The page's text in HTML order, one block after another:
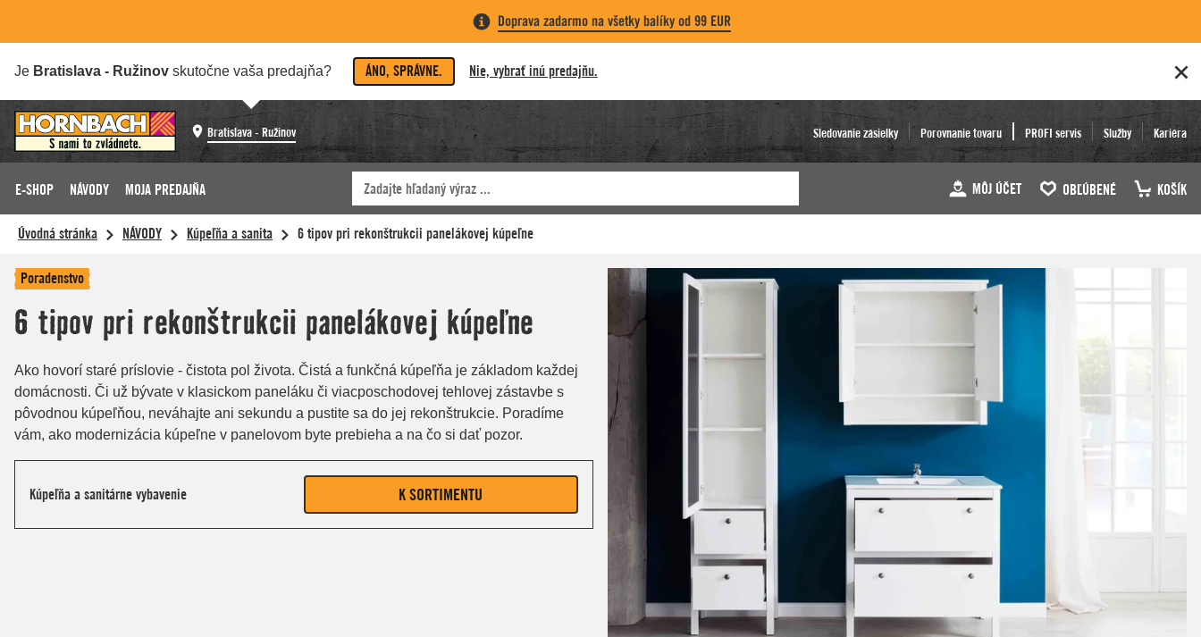
Doprava zadarmo na všetky balíky od 99 EUR
Je Bratislava - Ružinov skutočne vaša predajňa? ÁNO, SPRÁVNE. Nie, vybrať inú predajňu.
Bratislava - Ružinov Sledovanie zásielky Porovnanie tovaru PROFI servis Služby Kariéra
E-SHOP NÁVODY MOJA PREDAJŇA MÔJ ÚČET OBĽÚBENÉ KOŠÍK